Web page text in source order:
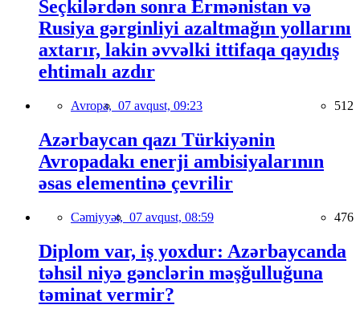
Seçkilərdən sonra Ermənistan və
Rusiya gərginliyi azaltmağın yollarını
axtarır, lakin əvvəlki ittifaqa qayıdış
ehtimalı azdır
Avropa, 07 avqust, 09:23 512
Azərbaycan qazı Türkiyənin
Avropadakı enerji ambisiyalarının
əsas elementinə çevrilir
Cəmiyyət, 07 avqust, 08:59 476
Diplom var, iş yoxdur: Azərbaycanda
təhsil niyə gənclərin məşğulluğuna
təminat vermir?